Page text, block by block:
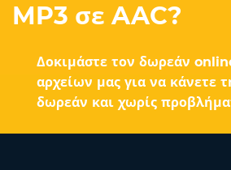
MP3 σε AAC?
Δοκιμάστε τον δωρεάν
αρχείων μας για να κάνετε
δωρεάν και χωρίς